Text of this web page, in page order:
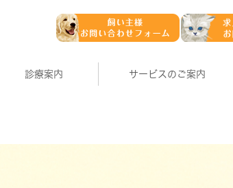
診療案内 サービスのご案内